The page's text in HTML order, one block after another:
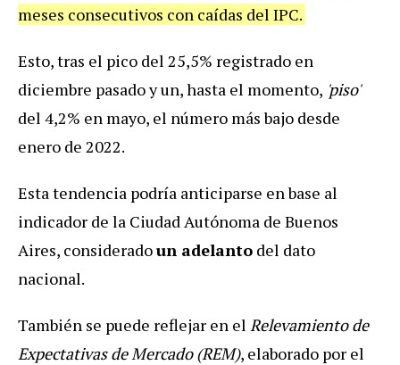
meses consecutivos con caídas del IPC.
Esto, tras el pico del 25,5% registrado en
diciembre pasado y un, hasta el momento, 'piso'
del 4,2% en mayo, el número más bajo desde
enero de 2022.
Esta tendencia podría anticiparse en base al
indicador de la Ciudad Autónoma de Buenos
Aires, consideradoun adelanto del dato
nacional.
También se puede reflejar en el Relevamiento de
Expectativas de Mercado (REM), elaborado por el